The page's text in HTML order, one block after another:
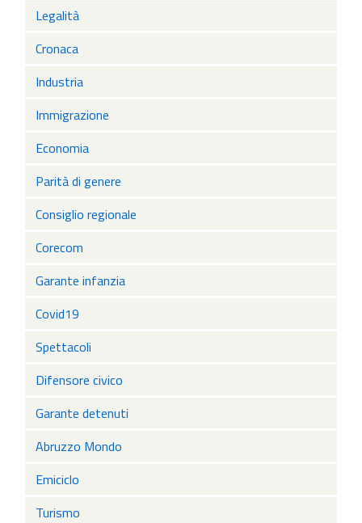
Legalità
Cronaca
Industria
Immigrazione
Economia
Parità di genere
Consiglio regionale
Corecom
Garante infanzia
Covid19
Spettacoli
Difensore civico
Garante detenuti
Abruzzo Mondo
Emiciclo
Turismo